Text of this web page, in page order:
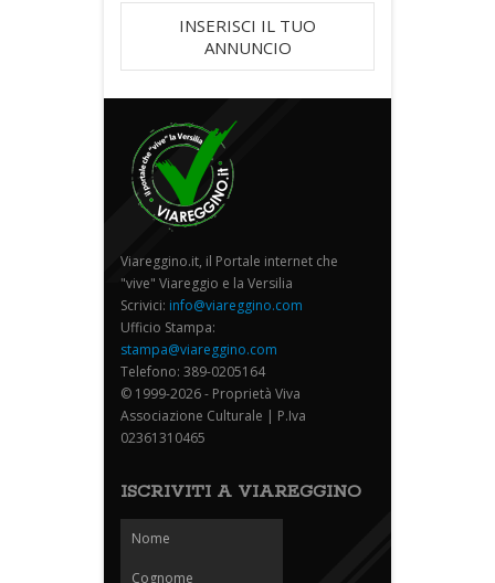
INSERISCI IL TUO
ANNUNCIO
Viareggino.it, il Portale internet che
"vive" Viareggio e la Versilia
Scrivici: info@viareggino.com
Ufficio Stampa:
stampa@viareggino.com
Telefono: 389-0205164
© 1999-2026 - Proprietà Viva
Associazione Culturale | P.Iva
02361310465
ISCRIVITI A VIAREGGINO